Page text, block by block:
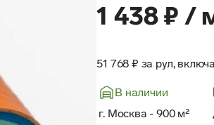
1 438 ₽ /
51 768 ₽ за рул,
В наличии
г. Москва -900 м²